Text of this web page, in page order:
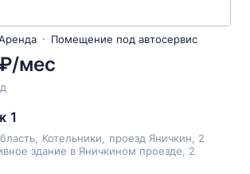
Помещение под автосервис
мес
1
Котельники проезд Яничкин , 2
здание в Яничкином проезде, 2